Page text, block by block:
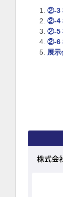
②-3
②-4
②-5
②-6
展